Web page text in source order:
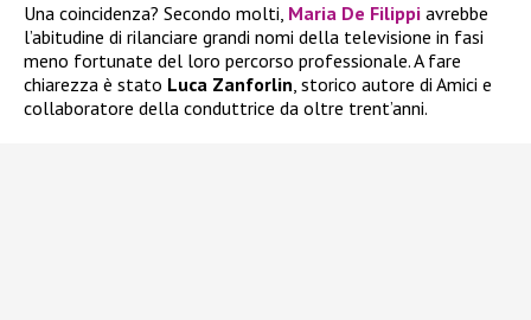
Una coincidenza? Secondo molti, Maria De Filippi avrebbe
l’abitudine di rilanciare grandi nomi della televisione in fasi
meno fortunate del loro percorso professionale. A fare
chiarezza è stato Luca Zanforlin, storico autore di Amici e
collaboratore della conduttrice da oltre trent’anni.